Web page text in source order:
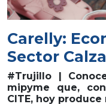
Carelly:
Sector
#Trujillo |
mipyme que,
CITE, hoy